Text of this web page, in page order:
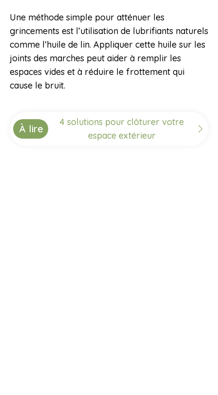
Une méthode simple pour atténuer les
grincements est l’utilisation de lubrifiants naturels
comme l’huile de lin. Appliquer cette huile sur les
joints des marches peut aider à remplir les
espaces vides et à réduire le frottement qui
cause le bruit.
À lire
4 solutions pour clôturer votre
espace extérieur